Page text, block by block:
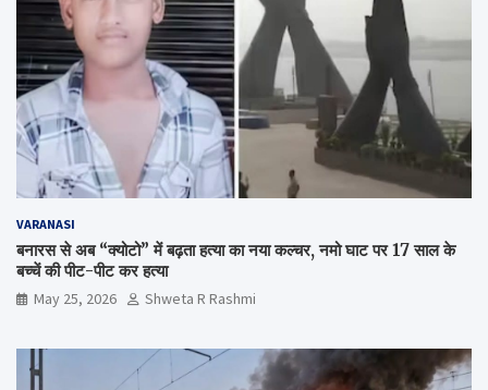
VARANASI
बनारस से अब “क्योटो” में बढ़ता हत्या का नया कल्चर, नमो घाट पर 17 साल के
बच्चें की पीट-पीट कर हत्या
May 25, 2026 Shweta R Rashmi